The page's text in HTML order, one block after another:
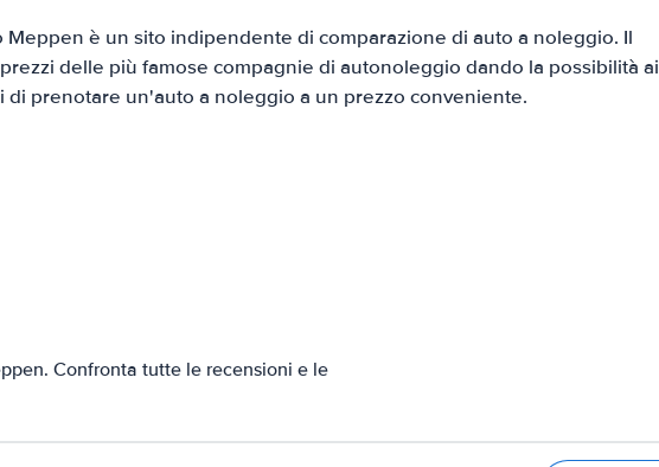
Meppen è un sito indipendente di comparazione di auto a noleggio. Il
delle più famose compagnie di autonoleggio dando la possibilità ai
di prenotare un'auto a noleggio a un prezzo conveniente.
Confronta tutte le recensioni e le